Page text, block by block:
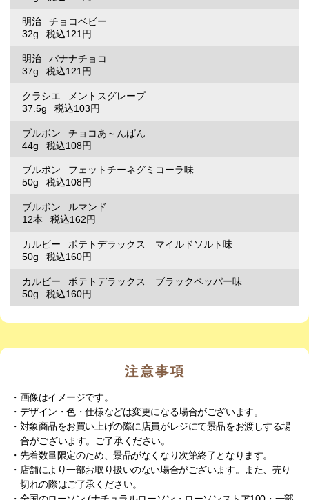
明治
チョコベビー
32g
税込121円
明治
バナナチョコ
37g
税込121円
クラシエ
メントスグレープ
37.5g
税込103円
ブルボン
チョコあ～んぱん
44g
税込108円
ブルボン
フェットチーネグミコーラ味
50g
税込108円
ブルボン
ルマンド
12本
税込162円
カルビー
ポテトデラックス マイルドソルト味
50g
税込160円
カルビー
ポテトデラックス ブラックペッパー味
50g
税込160円
・画像はイメージです。
・デザイン・色・仕様などは変更になる場合がございます。
・対象商品をお買い上げの際に店員がレジにて景品をお渡しする場
合がございます。ご了承ください。
・先着数量限定のため、景品がなくなり次第終了となります。
・店舗により一部お取り扱いのない場合がございます。また、売り
切れの際はご了承ください。